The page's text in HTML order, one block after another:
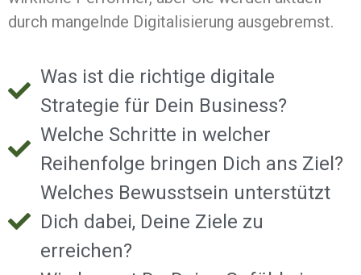
durch mangelnde Digitalisierung ausgebremst.
Was ist die richtige digitale
Strategie für Dein Business?
Welche Schritte in welcher
Reihenfolge bringen Dich ans Ziel?
Welches Bewusstsein unterstützt
Dich dabei, Deine Ziele zu
erreichen?